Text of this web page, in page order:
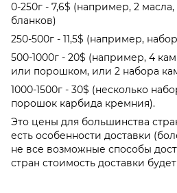
0-250г - 7,6$ (например, 2
бланков)
250-500г - 11,5$ (например,
500-1000г - 20$ (например, 4
или порошком, или 2 набора
1000-1500г - 30$ (несколько
порошок карбида кремния).
Это цены для большинства
есть особенности доставки
не все возможные способы
стран стоимость доставки